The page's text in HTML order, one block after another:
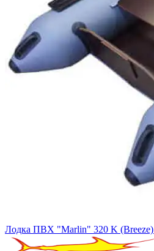
Лодка ПВХ "Marlin" 320 K (Breeze)